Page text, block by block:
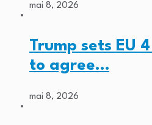
mai 8, 2026
Trump sets EU
to agree…
mai 8, 2026